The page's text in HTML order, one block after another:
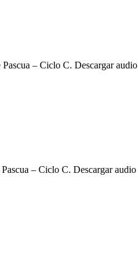
– Ciclo C. Descargar audio
– Ciclo C. Descargar audio